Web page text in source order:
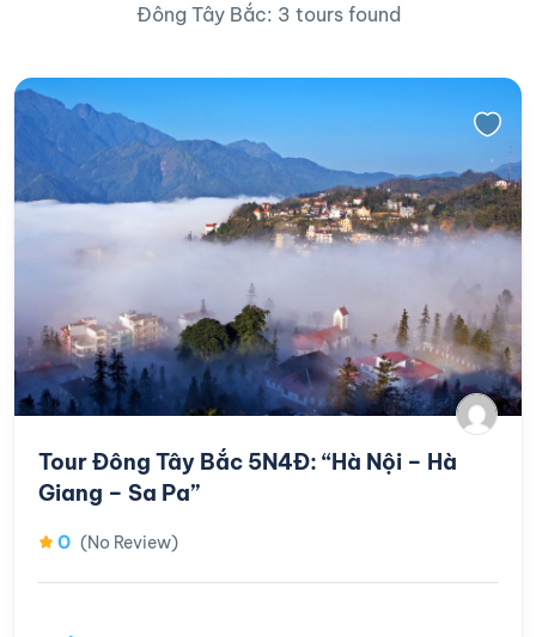
Đông Tây Bắc: 3 tours found
Tour Đông Tây Bắc 5N4Đ: “Hà Nội – Hà
Giang – Sa Pa”
0 (No Review)